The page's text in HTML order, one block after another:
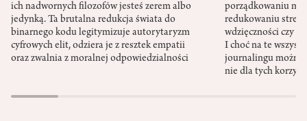
ich nadwornych filozofów jesteś zerem albo
jedynką. Ta brutalna redukcja świata do
binarnego kodu legitymizuje autorytaryzm
cyfrowych elit, odziera je z resztek empatii
oraz zwalnia z moralnej odpowiedzialności
porządkowaniu
redukowaniu
wdzięczności czy
I choć na te
journalingu można
nie dla tych